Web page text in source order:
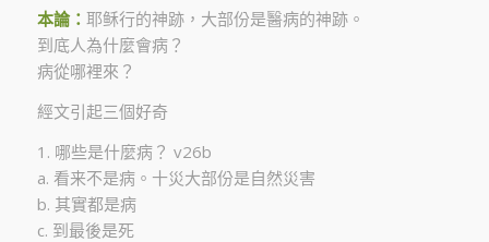
本論： 耶稣行的神跡，大部份是醫病的神跡。
到底人為什麼會病？
病從哪裡來？
經文引起三個好奇
1. 哪些是什麼病？ v26b
a. 看来不是病。十災大部份是自然災害
b. 其實都是病
c. 到最後是死